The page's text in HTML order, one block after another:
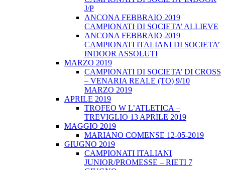
J/P
ANCONA FEBBRAIO 2019
CAMPIONATI DI SOCIETA’ ALLIEVE
ANCONA FEBBRAIO 2019
CAMPIONATI ITALIANI DI SOCIETA’
INDOOR ASSOLUTI
MARZO 2019
CAMPIONATI DI SOCIETA’ DI CROSS
– VENARIA REALE (TO) 9/10
MARZO 2019
APRILE 2019
TROFEO W L’ATLETICA –
TREVIGLIO 13 APRILE 2019
MAGGIO 2019
MARIANO COMENSE 12-05-2019
GIUGNO 2019
CAMPIONATI ITALIANI
JUNIOR/PROMESSE – RIETI 7